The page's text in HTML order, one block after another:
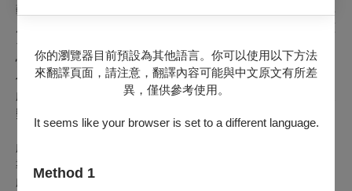
你的瀏覽器目前預設為其他語言。你可以使用以下方法
來翻譯頁面，請注意，翻譯內容可能與中文原文有所差
異，僅供參考使用。
It seems like your browser is set to a different language.
Method 1
藝術節共同策展人。曾獲選為PAR表演藝術雜誌2021戲劇類年
度人物、2022年雲門創計畫受獎助者。劇場導演作品光譜涵蓋
台灣原創、在地轉譯、通俗娛樂、嚴肅議題等面向，以「集體
性」為創作宗旨，聚焦於文本為核心的「新寫實」美學；多部
作品曾提名入圍台新藝術獎，並以《太陽》獲得第一屆臺北戲
劇獎最佳導演獎，亦獲2025年臺北表演藝術中心點亮劇場發展
獎助計畫支持。
劇作家｜簡莉穎
導演｜許哲彬
劇本顧問｜吳政翰